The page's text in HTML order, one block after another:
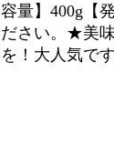
量】400g【
さい。★美
！大人気で